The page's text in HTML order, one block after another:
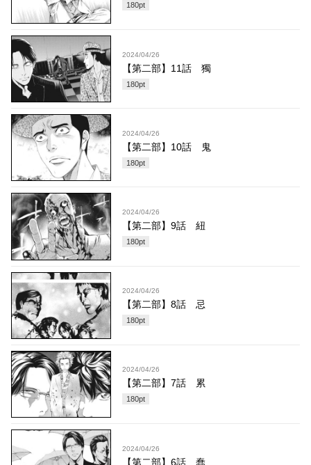
180pt
2024/04/26
【第二部】11話 獨
180pt
2024/04/26
【第二部】10話 鬼
180pt
2024/04/26
【第二部】9話 紐
180pt
2024/04/26
【第二部】8話 忌
180pt
2024/04/26
【第二部】7話 累
180pt
2024/04/26
【第二部】6話 蠢